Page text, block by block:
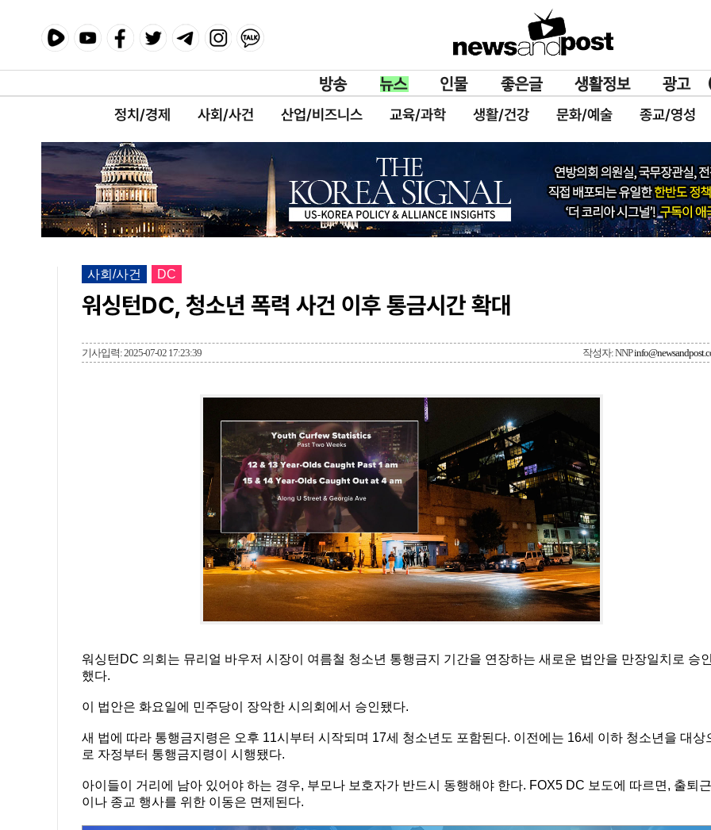
정치/경제 사회/사건 산업/비즈니스 교육/과학 생활/건강 문화/예술 종교/영성
사회/사건 DC
워싱턴DC, 청소년 폭력 사건 이후 통금시간 확대
기사입력: 2025-07-02 17:23:39 작성자: NNP
워싱턴DC 의회는 뮤리얼 바우저 시장이 여름철 청소년 통행금지 기간을 연장하는 새로운 법안을 만장일치로 승
했다.
이 법안은 화요일에 민주당이 장악한 시의회에서 승인됐다.
새 법에 따라 통행금지령은 오후 11시부터 시작되며 17세 청소년도 포함된다. 이전에는 16세 이하 청소년을 대상
로 자정부터 통행금지령이 시행됐다.
아이들이 거리에 남아 있어야 하는 경우, 부모나 보호자가 반드시 동행해야 한다. FOX5 DC 보도에 따르면, 출퇴근
이나 종교 행사를 위한 이동은 면제된다.